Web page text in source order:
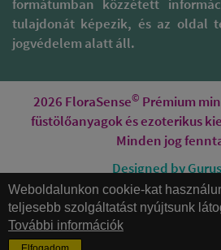
formátumban közzétett
tulajdonát képezik, és az oldal
jogvédelem alatt áll.
2026 FloraSense© Prémium
füstölőanyagok és ezoterikus
Minden jog
Designed by
Weboldalunkon cookie-kat
teljesebb szolgáltatást nyújtsunk
További információk